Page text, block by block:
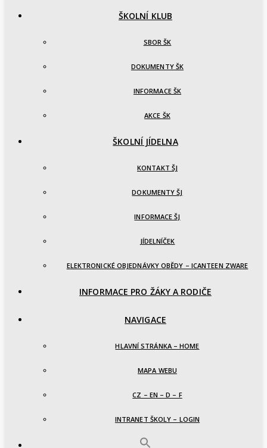
ŠKOLNÍ KLUB
SBOR ŠK
DOKUMENTY ŠK
INFORMACE ŠK
AKCE ŠK
ŠKOLNÍ JÍDELNA
KONTAKT ŠJ
DOKUMENTY ŠJ
INFORMACE ŠJ
JÍDELNÍČEK
ELEKTRONICKÉ OBJEDNÁVKY OBĚDY – ICANTEEN ZWARE
INFORMACE PRO ŽÁKY A RODIČE
NAVIGACE
HLAVNÍ STRÁNKA – HOME
MAPA WEBU
CZ – EN – D – F
INTRANET ŠKOLY – LOGIN